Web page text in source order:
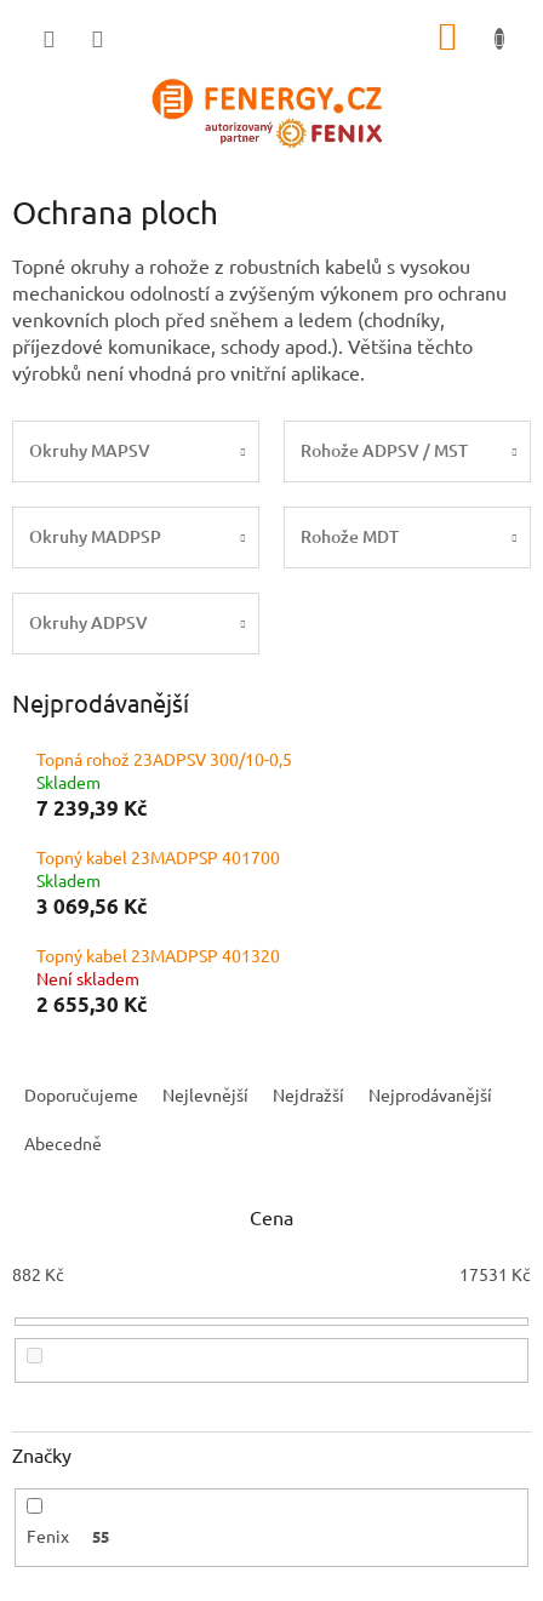
Ochrana ploch
Topné okruhy a rohože z robustních kabelů s vysokou
mechanickou odolností a zvýšeným výkonem pro ochranu
venkovních ploch před sněhem a ledem (chodníky,
příjezdové komunikace, schody apod.). Většina těchto
výrobků není vhodná pro vnitřní aplikace.
Okruhy MAPSV Rohože ADPSV / MST
Okruhy MADPSP Rohože MDT
Okruhy ADPSV
Nejprodávanější
Topná rohož 23ADPSV 300/10-0,5
Skladem
7 239,39 Kč
Topný kabel 23MADPSP 401700
Skladem
3 069,56 Kč
Topný kabel 23MADPSP 401320
Není skladem
2 655,30 Kč
o
u
t
Doporučujeme Nejlevnější Nejdražší Nejprodávanější
Abecedně
Cena
882 Kč 17531 Kč
Značky
Fenix 55